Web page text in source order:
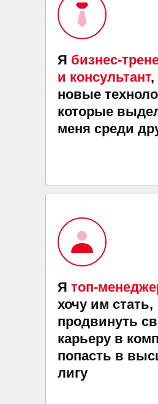
Я бизнес-
и консультант,
новые
которые
меня среди
Я топ-
хочу им стать,
продвинуть
карьеру в
попасть в
лигу